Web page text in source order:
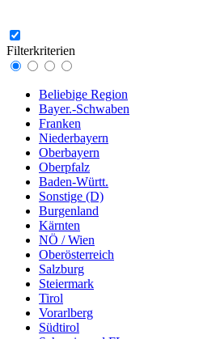
Filterkriterien
Beliebige Region
Bayer.-Schwaben
Franken
Niederbayern
Oberbayern
Oberpfalz
Baden-Württ.
Sonstige (D)
Burgenland
Kärnten
NÖ / Wien
Oberösterreich
Salzburg
Steiermark
Tirol
Vorarlberg
Südtirol